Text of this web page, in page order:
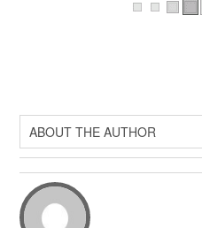
ABOUT THE AUTHOR